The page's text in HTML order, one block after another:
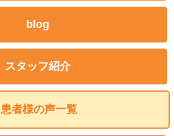
blog
スタッフ紹介
患者様の声一覧